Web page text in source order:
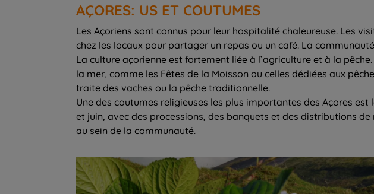
AÇORES: US ET COUTUMES
Les Açoriens sont connus pour leur hospitalité chaleureuse. Les
chez les locaux pour partager un repas ou un café. La
La culture açorienne est fortement liée à l’agriculture et à la
la mer, comme les Fêtes de la Moisson ou celles dédiées aux
traite des vaches ou la pêche traditionnelle.
Une des coutumes religieuses les plus importantes des Açores
et juin, avec des processions, des banquets et des distributions
au sein de la communauté.